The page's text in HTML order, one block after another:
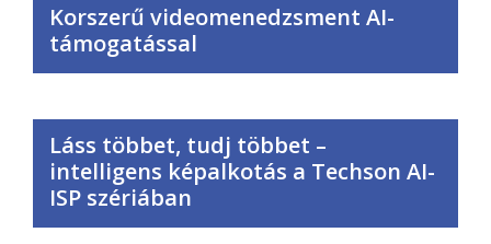
Korszerű videomenedzsment AI-
támogatással
Láss többet, tudj többet –
intelligens képalkotás a Techson AI-
ISP szériában